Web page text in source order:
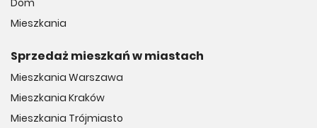
Dom
Mieszkania
Sprzedaż mieszkań w miastach
Mieszkania Warszawa
Mieszkania Kraków
Mieszkania Trójmiasto